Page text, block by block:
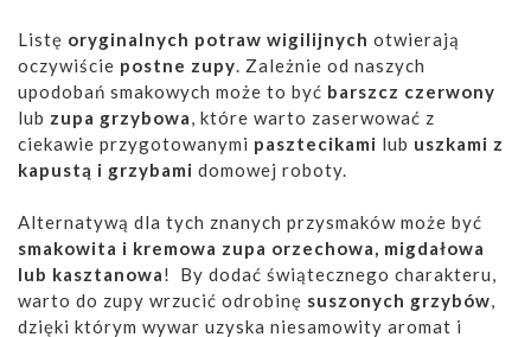
Listę oryginalnych potraw wigilijnych otwierają
oczywiście postne zupy. Zależnie od naszych
upodobań smakowych może to być barszcz czerwony
lub zupa grzybowa, które warto zaserwować z
ciekawie przygotowanymi pasztecikami lub uszkami z
kapustą i grzybami domowej roboty.
Alternatywą dla tych znanych przysmaków może być
smakowita i kremowa zupa orzechowa, migdałowa
lub kasztanowa! By dodać świątecznego charakteru,
warto do zupy wrzucić odrobinę suszonych grzybów,
dzięki którym wywar uzyska niesamowity aromat i